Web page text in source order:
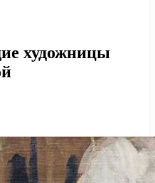
художницы